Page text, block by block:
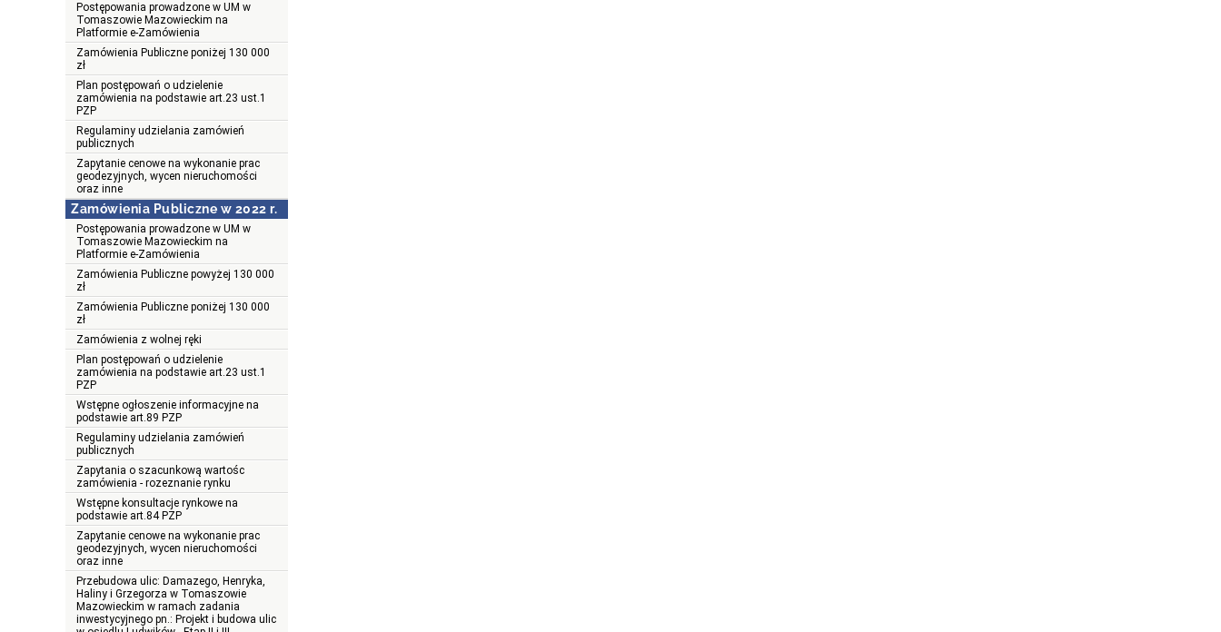
Postępowania prowadzone w UM w
Tomaszowie Mazowieckim na
Platformie e-Zamówienia
Zamówienia Publiczne poniżej 130 000
zł
Plan postępowań o udzielenie
zamówienia na podstawie art.23 ust.1
PZP
Regulaminy udzielania zamówień
publicznych
Zapytanie cenowe na wykonanie prac
geodezyjnych, wycen nieruchomości
oraz inne
Zamówienia Publiczne w 2022 r.
Postępowania prowadzone w UM w
Tomaszowie Mazowieckim na
Platformie e-Zamówienia
Zamówienia Publiczne powyżej 130 000
zł
Zamówienia Publiczne poniżej 130 000
zł
Zamówienia z wolnej ręki
Plan postępowań o udzielenie
zamówienia na podstawie art.23 ust.1
PZP
Wstępne ogłoszenie informacyjne na
podstawie art.89 PZP
Regulaminy udzielania zamówień
publicznych
Zapytania o szacunkową wartośc
zamówienia - rozeznanie rynku
Wstępne konsultacje rynkowe na
podstawie art.84 PZP
Zapytanie cenowe na wykonanie prac
geodezyjnych, wycen nieruchomości
oraz inne
Przebudowa ulic: Damazego, Henryka,
Haliny i Grzegorza w Tomaszowie
Mazowieckim w ramach zadania
inwestycyjnego pn.: Projekt i budowa ulic